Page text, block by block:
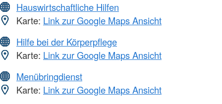
Hauswirtschaftliche Hilfen
Karte: Link zur Google Maps Ansicht
Hilfe bei der Körperpflege
Karte: Link zur Google Maps Ansicht
Menübringdienst
Karte: Link zur Google Maps Ansicht